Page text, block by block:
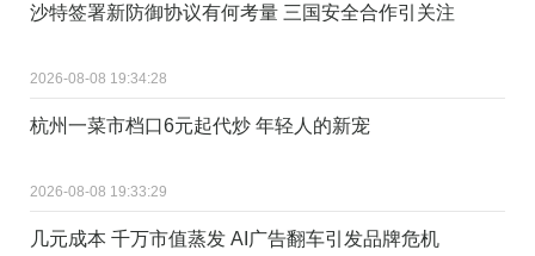
沙特签署新防御协议有何考量 三国安全合作引关注
2026-08-08 19:34:28
杭州一菜市档口6元起代炒 年轻人的新宠
2026-08-08 19:33:29
几元成本 千万市值蒸发 AI广告翻车引发品牌危机